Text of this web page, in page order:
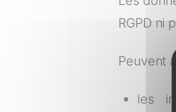
RGPD ni
Peuvent
les